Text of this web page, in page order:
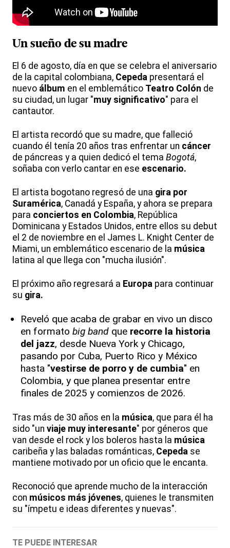
Un sueño de su madre
El 6 de agosto, día en que se celebra el aniversario
de la capital colombiana, Cepeda presentará el
nuevo álbum en el emblemático Teatro Colón de
su ciudad, un lugar "muy significativo" para el
cantautor.
El artista recordó que su madre, que falleció
cuando él tenía 20 años tras enfrentar un cáncer
de páncreas y a quien dedicó el tema Bogotá,
soñaba con verlo cantar en ese escenario.
El artista bogotano regresó de una gira por
Suramérica, Canadá y España, y ahora se prepara
para conciertos en Colombia, República
Dominicana y Estados Unidos, entre ellos su debut
el 2 de noviembre en el James L. Knight Center de
Miami, un emblemático escenario de la música
latina al que llega con "mucha ilusión".
El próximo año regresará a Europa para continuar
su gira.
Reveló que acaba de grabar en vivo un disco
en formato big band que recorre la historia
del jazz, desde Nueva York y Chicago,
pasando por Cuba, Puerto Rico y México
hasta "vestirse de porro y de cumbia" en
Colombia, y que planea presentar entre
finales de 2025 y comienzos de 2026.
Tras más de 30 años en la música, que para él ha
sido "un viaje muy interesante" por géneros que
van desde el rock y los boleros hasta la música
caribeña y las baladas románticas, Cepeda se
mantiene motivado por un oficio que le encanta.
Reconoció que aprende mucho de la interacción
con músicos más jóvenes, quienes le transmiten
su "ímpetu e ideas diferentes y nuevas".
TE PUEDE INTERESAR